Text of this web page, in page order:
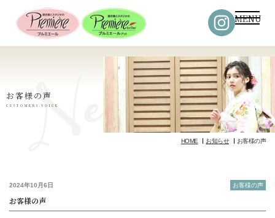
MENU
HOME お知らせ お客様の声
お客様の声
CUSTOMERS-VOICE
2024年10月6日 お客様の声
お客様の声